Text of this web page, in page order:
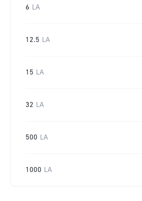
6 LA
12.5 LA
15 LA
32 LA
500 LA
1000 LA